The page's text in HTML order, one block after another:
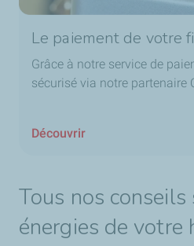
Le paiement de votre
Grâce à notre service de
sécurisé via notre partenaire
Découvrir
Tous nos conseils
énergies de votre